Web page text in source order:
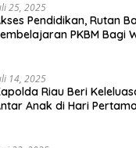
25, 2025
Pendidikan, Rutan
PKBM Bagi
14, 2025
Riau Beri
Anak di Hari